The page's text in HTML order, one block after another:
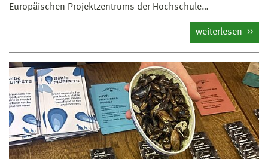
Europäischen Projektzentrums der Hochschule…
weiterlesen